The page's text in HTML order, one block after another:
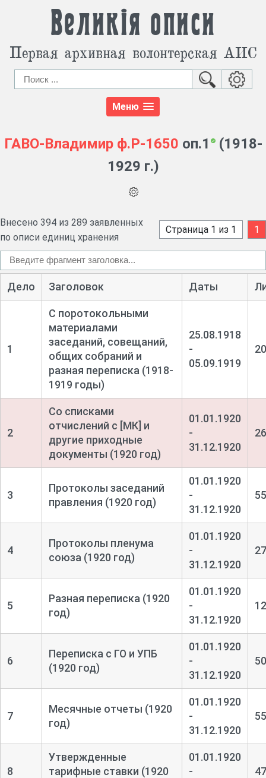
Великія описи
Первая архивная волонтерская АИС
Меню
ГАВО-Владимир ф.Р-1650 оп.1 (1918-
1929 г.)
Внесено 394 из 289 заявленных
по описи единиц хранения
Страница 1 из 1 1
Дело Заголовок Даты
1
С поротокольными
материалами
заседаний, совещаний,
общих собраний и
разная переписка (1918-
1919 годы)
25.08.1918
-
05.09.1919
2
Со списками
отчислений с [МК] и
другие приходные
документы (1920 год)
01.01.1920
-
31.12.1920
3
Протоколы заседаний
правления (1920 год)
01.01.1920
-
31.12.1920
55
4
Протоколы пленума
союза (1920 год)
01.01.1920
-
31.12.1920
27
5
Разная переписка (1920
год)
01.01.1920
-
31.12.1920
6
Переписка с ГО и УПБ
(1920 год)
01.01.1920
-
31.12.1920
50
7
Месячные отчеты (1920
год)
01.01.1920
-
31.12.1920
55
8
Утвержденные
тарифные ставки (1920
01.01.1920
-
47